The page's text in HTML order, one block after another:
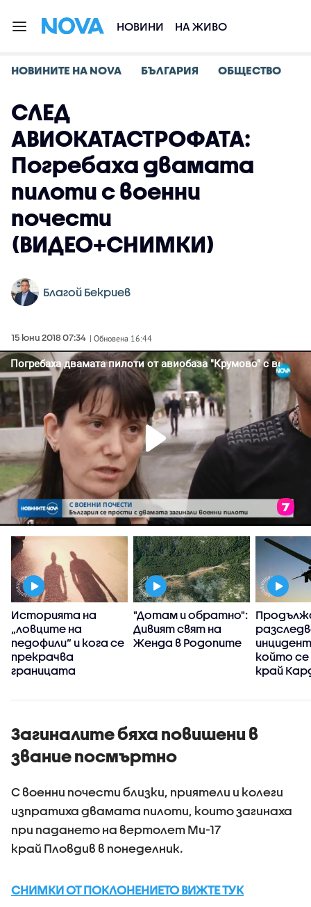
НОВИНИ НА ЖИВО
НОВИНИТЕ НА NOVA БЪЛГАРИЯ ОБЩЕСТВО
СЛЕД
АВИОКАТАСТРОФАТА:
Погребаха двамата
пилоти с военни
почести
(ВИДЕО+СНИМКИ)
Благой Бекриев
15 юни 2018 07:34 | Обновена 16:44
Историята на
„ловците на
педофили” и кога се
прекрачва
границата
"Дотам и обратно":
Дивият свят на
Женда в Родопите
който се
край
Загиналите бяха повишени в
звание посмъртно
С военни почести близки, приятели и колеги
изпратиха двамата пилоти, които загинаха
при падането на вертолет Ми-17
край Пловдив в понеделник.
СНИМКИ ОТ ПОКЛОНЕНИЕТО ВИЖТЕ ТУК